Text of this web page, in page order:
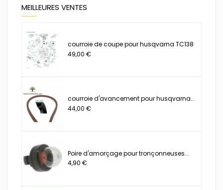
MEILLEURES VENTES
courroie de coupe pour husqvarna TC138
49,00 €
courroie d'avancement pour husqvarna...
44,00 €
Poire d'amorçage pour tronçonneuses...
4,90 €